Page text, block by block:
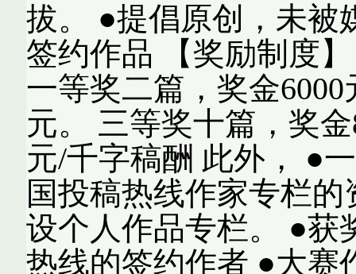
拔。 ●提倡原创，未被
签约作品 【奖励制度
一等奖二篇，奖金
元。 三等奖十篇，奖
元/千字稿酬 此外， ●
国投稿热线作家专栏
设个人作品专栏。 ●获
热线的签约作者 ●大赛